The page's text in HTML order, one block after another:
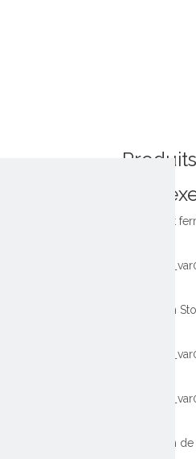
Produits
Promotion